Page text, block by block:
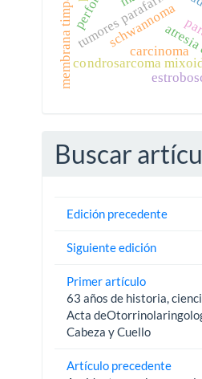
schwannoma
condrosarcoma
membrana timpánica carcinoma
Buscar
Edición precedente
Siguiente edición
Primer artículo
63 años de historia,
Acta
Cabeza y Cuello
Artículo precedente